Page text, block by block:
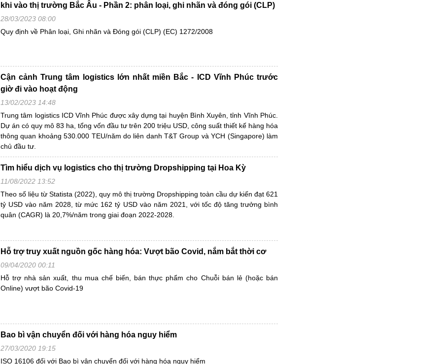
khi vào thị trường Bắc Âu - Phần 2: phân loại, ghi nhãn và đóng gói (CLP)
28/03/2023 08:00
Quy định về Phân loại, Ghi nhãn và Đóng gói (CLP) (EC) 1272/2008
Cận cảnh Trung tâm logistics lớn nhất miền Bắc - ICD Vĩnh Phúc trước
giờ đi vào hoạt động
13/02/2023 14:48
Trung tâm logistics ICD Vĩnh Phúc được xây dựng tại huyện Bình Xuyên, tỉnh Vĩnh Phúc.
Dự án có quy mô 83 ha, tổng vốn đầu tư trên 200 triệu USD, công suất thiết kế hàng hóa
thông quan khoảng 530.000 TEU/năm do liên danh T&T Group và YCH (Singapore) làm
chủ đầu tư.
Tìm hiểu dịch vụ logistics cho thị trường Dropshipping tại Hoa Kỳ
11/08/2022 13:52
Theo số liệu từ Statista (2022), quy mô thị trường Dropshipping toàn cầu dự kiến đạt 621
tỷ USD vào năm 2028, từ mức 162 tỷ USD vào năm 2021, với tốc độ tăng trưởng bình
quân (CAGR) là 20,7%/năm trong giai đoạn 2022-2028.
Hỗ trợ truy xuất nguồn gốc hàng hóa: Vượt bão Covid, nắm bắt thời cơ
09/04/2020 00:11
Hỗ trợ nhà sản xuất, thu mua chế biến, bán thực phẩm cho Chuỗi bán lẻ (hoặc bán
Online) vượt bão Covid-19
Bao bì vận chuyển đối với hàng hóa nguy hiểm
27/03/2020 19:15
ISO 16106 đối với Bao bì vận chuyển đối với hàng hóa nguy hiểm